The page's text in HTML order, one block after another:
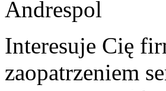
Interesuje Cię
zaopatrzeniem